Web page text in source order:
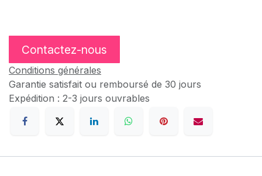
Contactez-nous
Conditions générales
Garantie satisfait ou remboursé de 30 jours
Expédition : 2-3 jours ouvrables